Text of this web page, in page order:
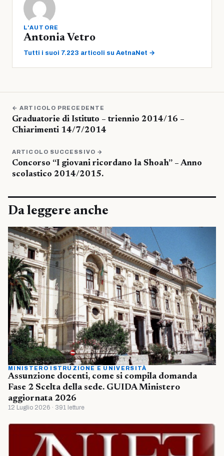
L'AUTORE
Antonia Vetro
Tutti i suoi 7.223 articoli su AetnaNet →
← ARTICOLO PRECEDENTE
Graduatorie di Istituto – triennio 2014/16 –
Chiarimenti 14/7/2014
ARTICOLO SUCCESSIVO →
Concorso “I giovani ricordano la Shoah” – Anno
scolastico 2014/2015.
Da leggere anche
MINISTERO ISTRUZIONE E UNIVERSITÀ
Assunzione docenti, come si compila domanda
Fase 2 Scelta della sede. GUIDA Ministero
aggiornata 2026
12 Luglio 2026 · 391 letture